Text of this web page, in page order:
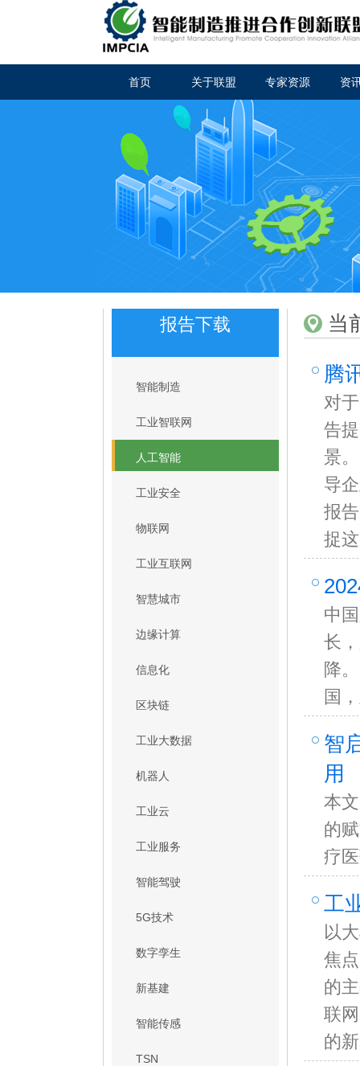
首页 关于联盟 专家资源 资
报告下载
智能制造
工业智联网
人工智能
工业安全
物联网
工业互联网
智慧城市
边缘计算
信息化
区块链
工业大数据
机器人
工业云
工业服务
智能驾驶
5G技术
数字孪生
新基建
智能传感
TSN
当
腾
对
告
景
导
报
捉
中
长
降
国
智
用
本
的
疗
工
以
焦
的
联
的